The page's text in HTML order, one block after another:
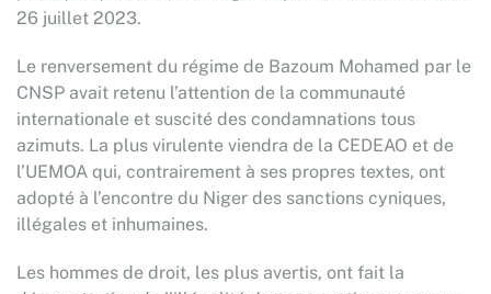
26 juillet 2023.
Le renversement du régime de Bazoum Mohamed par le
CNSP avait retenu l’attention de la communauté
internationale et suscité des condamnations tous
azimuts. La plus virulente viendra de la CEDEAO et de
l’UEMOA qui, contrairement à ses propres textes, ont
adopté à l’encontre du Niger des sanctions cyniques,
illégales et inhumaines.
Les hommes de droit, les plus avertis, ont fait la